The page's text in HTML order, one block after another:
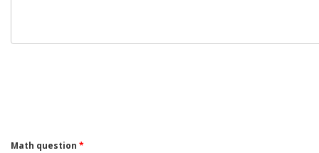
Math question *